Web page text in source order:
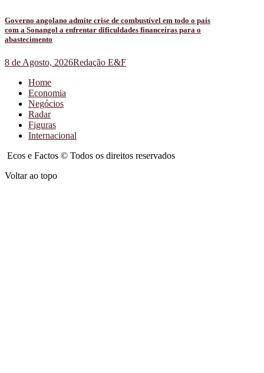
Governo angolano admite crise de combustível em todo o país
com a Sonangol a enfrentar dificuldades financeiras para o
abastecimento
8 de Agosto, 2026Redação E&F
Home
Economia
Negócios
Radar
Figuras
Internacional
Ecos e Factos © Todos os direitos reservados
Voltar ao topo